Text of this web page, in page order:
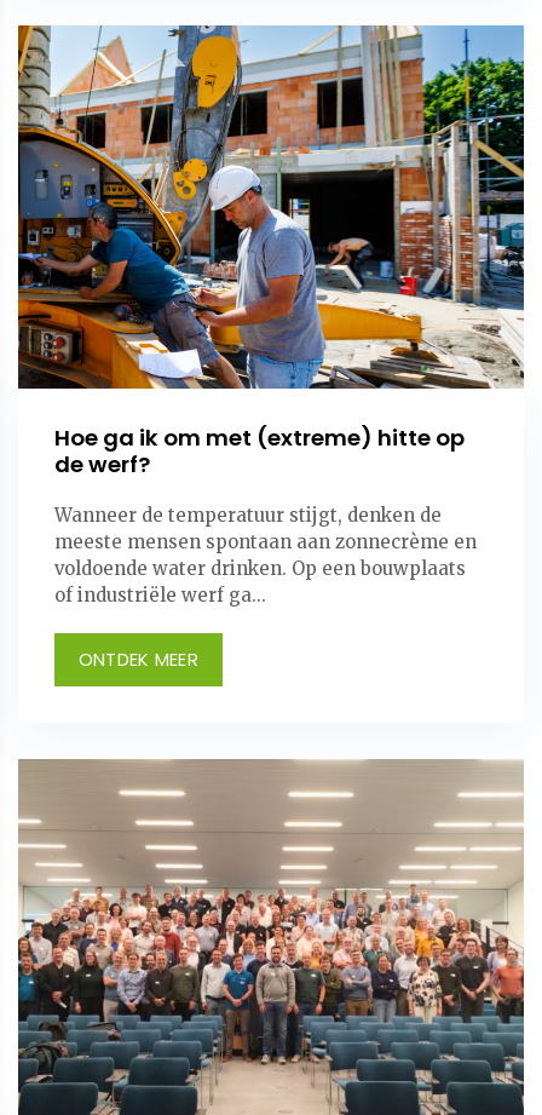
Hoe ga ik om met (extreme) hitte op
de werf?
Wanneer de temperatuur stijgt, denken de
meeste mensen spontaan aan zonnecrème en
voldoende water drinken. Op een bouwplaats
of industriële werf ga...
ONTDEK MEER